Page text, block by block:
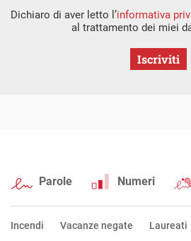
Dichiaro di aver letto l’informativa
al trattamento dei miei
Iscriviti
Parole Numeri
Incendi Vacanze negate Laureati